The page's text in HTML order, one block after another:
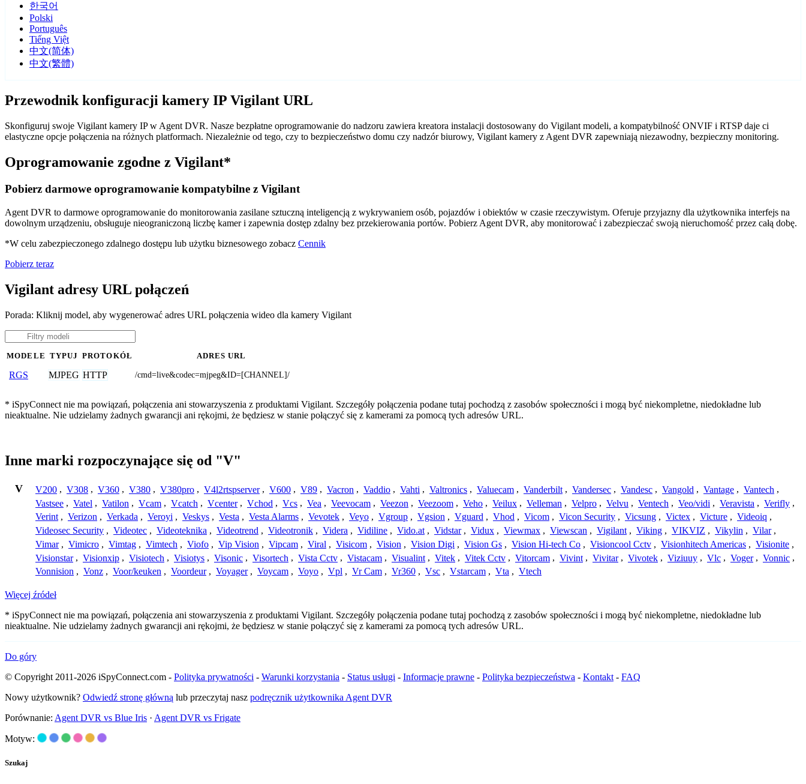
한국어
Polski
Português
Tiếng Việt
中文(简体)
中文(繁體)
Przewodnik konfiguracji kamery IP Vigilant URL
Skonfiguruj swoje Vigilant kamery IP w Agent DVR. Nasze bezpłatne oprogramowanie do nadzoru zawiera kreatora instalacji dostosowany do Vigilant modeli, a kompatybilność ONVIF i RTSP daje ci
elastyczne opcje połączenia na różnych platformach. Niezależnie od tego, czy to bezpieczeństwo domu czy nadzór biurowy, Vigilant kamery z Agent DVR zapewniają niezawodny, bezpieczny monitoring.
Oprogramowanie zgodne z Vigilant*
Pobierz darmowe oprogramowanie kompatybilne z Vigilant
Agent DVR to darmowe oprogramowanie do monitorowania zasilane sztuczną inteligencją z wykrywaniem osób, pojazdów i obiektów w czasie rzeczywistym. Oferuje przyjazny dla użytkownika interfejs na
dowolnym urządzeniu, obsługuje nieograniczoną liczbę kamer i zapewnia dostęp zdalny bez przekierowania portów. Pobierz Agent DVR, aby monitorować i zabezpieczać swoją nieruchomość przez całą dobę.
*W celu zabezpieczonego zdalnego dostępu lub użytku biznesowego zobacz Cennik
Pobierz teraz
Vigilant adresy URL połączeń
Porada: Kliknij model, aby wygenerować adres URL połączenia wideo dla kamery Vigilant
MODELE TYPUJ PROTOKÓŁ ADRES URL
RGS MJPEG HTTP /cmd=live&codec=mjpeg&ID=[CHANNEL]/
* iSpyConnect nie ma powiązań, połączenia ani stowarzyszenia z produktami Vigilant. Szczegóły połączenia podane tutaj pochodzą z zasobów społeczności i mogą być niekompletne, niedokładne lub
nieaktualne. Nie udzielamy żadnych gwarancji ani rękojmi, że będziesz w stanie połączyć się z kamerami za pomocą tych adresów URL.
Inne marki rozpoczynające się od "V"
V V200 , V308 , V360 , V380 , V380pro , V4l2rtspserver , V600 , V89 , Vacron , Vaddio , Vahti , Valtronics , Valuecam , Vanderbilt , Vandersec , Vandesc , Vangold , Vantage , Vantech ,
Vastsee , Vatel , Vatilon , Vcam , Vcatch , Vcenter , Vchod , Vcs , Vea , Veevocam , Veezon , Veezoom , Veho , Veilux , Velleman , Velpro , Velvu , Ventech , Veo/vidi , Veravista , Verifly ,
Verint , Verizon , Verkada , Veroyi , Veskys , Vesta , Vesta Alarms , Vevotek , Veyo , Vgroup , Vgsion , Vguard , Vhod , Vicom , Vicon Security , Vicsung , Victex , Victure , Videoiq ,
Videosec Security , Videotec , Videoteknika , Videotrend , Videotronik , Videra , Vidiline , Vido.at , Vidstar , Vidux , Viewmax , Viewscan , Vigilant , Viking , VIKVIZ , Vikylin , Vilar ,
Vimar , Vimicro , Vimtag , Vimtech , Viofo , Vip Vision , Vipcam , Viral , Visicom , Vision , Vision Digi , Vision Gs , Vision Hi-tech Co , Visioncool Cctv , Visionhitech Americas , Visionite ,
Visionstar , Visionxip , Visiotech , Visiotys , Visonic , Visortech , Vista Cctv , Vistacam , Visualint , Vitek , Vitek Cctv , Vitorcam , Vivint , Vivitar , Vivotek , Viziuuy , Vlc , Voger , Vonnic ,
Vonnision , Vonz , Voor/keuken , Voordeur , Voyager , Voycam , Voyo , Vpl , Vr Cam , Vr360 , Vsc , Vstarcam , Vta , Vtech
Więcej źródeł
* iSpyConnect nie ma powiązań, połączenia ani stowarzyszenia z produktami Vigilant. Szczegóły połączenia podane tutaj pochodzą z zasobów społeczności i mogą być niekompletne, niedokładne lub
nieaktualne. Nie udzielamy żadnych gwarancji ani rękojmi, że będziesz w stanie połączyć się z kamerami za pomocą tych adresów URL.
Do góry
© Copyright 2011-2026 iSpyConnect.com - Polityka prywatności - Warunki korzystania - Status usługi - Informacje prawne - Polityka bezpieczeństwa - Kontakt - FAQ
Nowy użytkownik? Odwiedź stronę główną lub przeczytaj nasz podręcznik użytkownika Agent DVR
Porównanie: Agent DVR vs Blue Iris · Agent DVR vs Frigate
Motyw:
Szukaj